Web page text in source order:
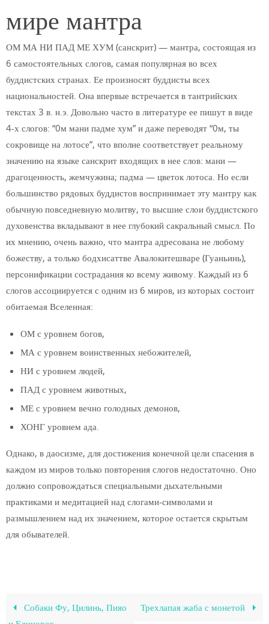
мире мантра
ОМ МА НИ ПАД МЕ ХУМ (санскрит) — мантра, состоящая из
6 самостоятельных слогов, самая популярная во всех
буддистских странах. Ее произносят буддисты всех
национальностей. Она впервые встречается в тантрийских
текстах 3 в. н.э. Довольно часто в литературе ее пишут в виде
4-х слогов: “0м мани падме хум” и даже переводят “0м, ты
сокровище на лотосе”, что вполне соответствует реальному
значению на языке санскрит входящих в нее слов: мани —
драгоценность, жемчужина; падма — цветок лотоса. Но если
большинство рядовых буддистов воспринимает эту мантру как
обычную повседневную молитву, то высшие слои буддистского
духовенства вкладывают в нее глубокий сакральный смысл. По
их мнению, очень важно, что мантра адресована не любому
божеству, а только бодхисаттве Авалокитешваре (Гуаньинь),
персонификации сострадания ко всему живому. Каждый из 6
слогов ассоциируется с одним из 6 миров, из которых состоит
обитаемая Вселенная:
ОМ с уровнем богов,
МА с уровнем воинственных небожителей,
НИ с уровнем людей,
ПАД с уровнем животных,
МЕ с уровнем вечно голодных демонов,
ХОНГ уровнем ада.
Однако, в даосизме, для достижения конечной цели спасения в
каждом из миров только повторения слогов недостаточно. Оно
должно сопровождаться специальными дыхательными
практиками и медитацией над слогами-символами и
размышлением над их значением, которое остается скрытым
для обывателей.
Собаки Фу, Цилинь, Пияо
Трехлапая жаба с монетой